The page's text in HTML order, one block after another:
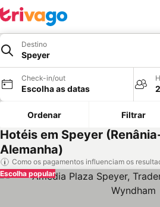
Destino
Speyer
Check-in/out
Escolha as datas
Ordenar Filtrar
Hotéis em Speyer
Alemanha)
Como os pagamentos influenciam os
Escolha popular